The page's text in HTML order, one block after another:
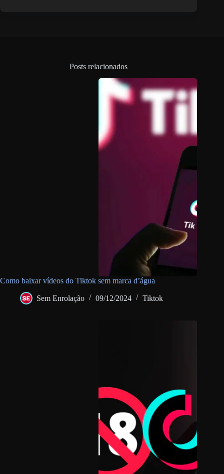
Posts relacionados
Como baixar vídeos do Tiktok sem marca d’água
Sem Enrolação 09/12/2024 Tiktok